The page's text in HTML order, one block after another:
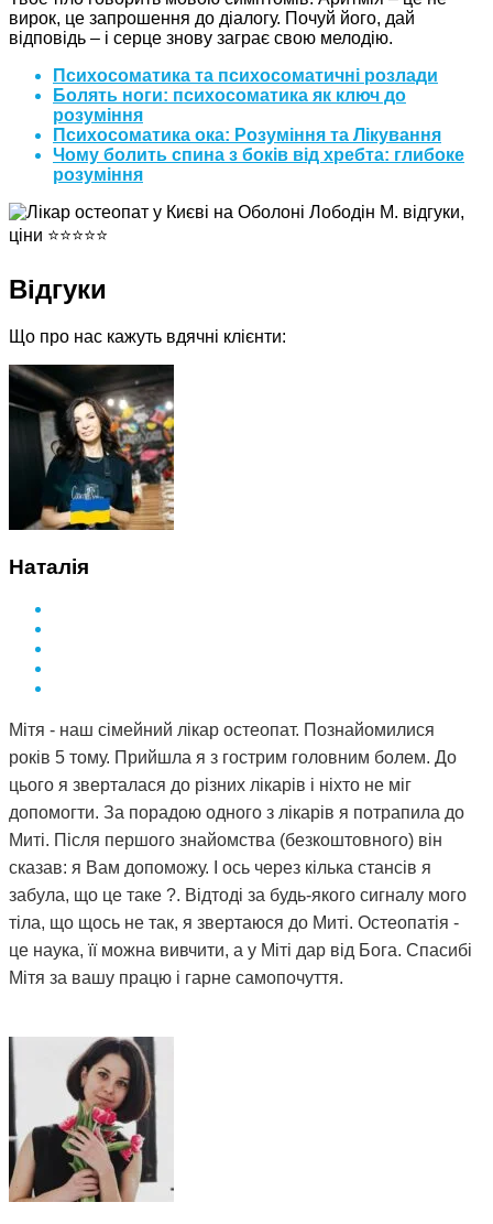
вирок, це запрошення до діалогу. Почуй його, дай
відповідь – і серце знову заграє свою мелодію.
Психосоматика та психосоматичні розлади
Болять ноги: психосоматика як ключ до
розуміння
Психосоматика ока: Розуміння та Лікування
Чому болить спина з боків від хребта: глибоке
розуміння
Відгуки
Що про нас кажуть вдячні клієнти:
Наталія
Мітя - наш сімейний лікар остеопат. Познайомилися
років 5 тому. Прийшла я з гострим головним болем. До
цього я зверталася до різних лікарів і ніхто не міг
допомогти. За порадою одного з лікарів я потрапила до
Миті. Після першого знайомства (безкоштовного) він
сказав: я Вам допоможу. І ось через кілька стансів я
забула, що це таке ?. Відтоді за будь-якого сигналу мого
тіла, що щось не так, я звертаюся до Миті. Остеопатія -
це наука, її можна вивчити, а у Міті дар від Бога. Спасибі
Мітя за вашу працю і гарне самопочуття.